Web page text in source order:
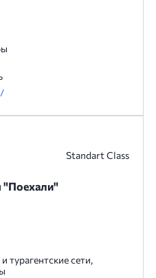
Standart Class
"Поехали"
турагентские сети,